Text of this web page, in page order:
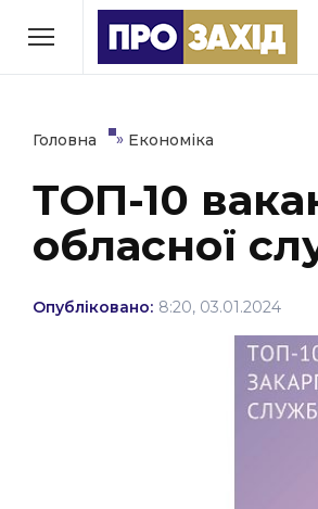
РУБРИКИ
Економіка
Політика
Втрачений Ужгород
ЗАКАРПАТСЬКІ
Головна » Економіка
ТОП-10
обласної
Опубліковано: 8:20, 03.01.2024